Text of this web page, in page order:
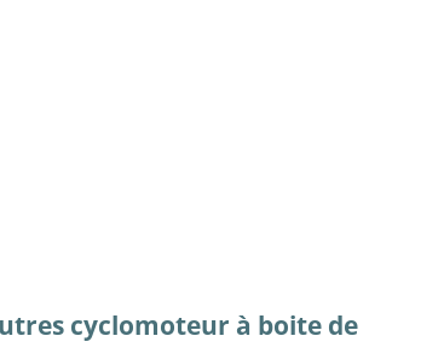
cyclomoteur à boite de